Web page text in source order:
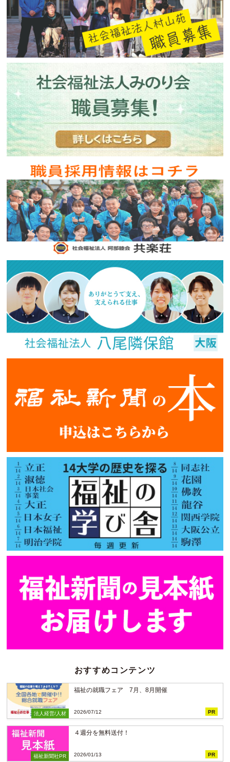
おすすめコンテンツ
法人経営/人材
福祉の就職フェア 7月、8月開催
2026/07/12 PR
福祉新聞社PR
４週分を無料送付！
2026/01/13 PR